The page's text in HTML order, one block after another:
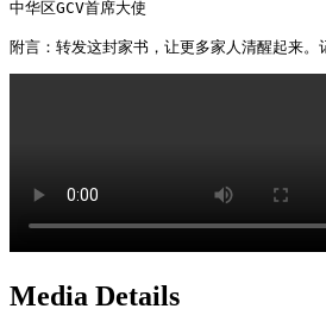
中华区GCV首席大使
附言：转发这封家书，让更多家人清醒起来
Media Details